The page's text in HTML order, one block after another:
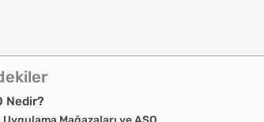
Nedir?
Uygulama Mağazaları ve ASO